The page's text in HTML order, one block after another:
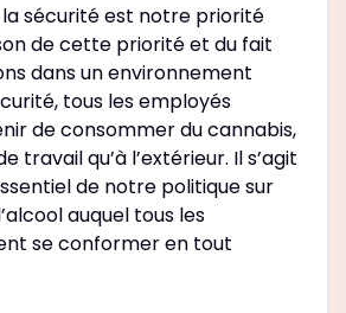
sécurité est notre priorité
de cette priorité et du fait
dans un environnement
tous les employés
de consommer du cannabis,
travail qu’à l’extérieur. Il s’agit
de notre politique sur
auquel tous les
se conformer en tout